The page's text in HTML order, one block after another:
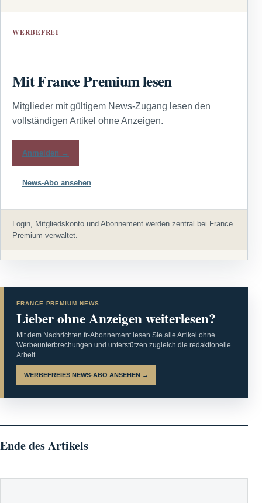
WERBEFREI
Mit France Premium lesen
Mitglieder mit gültigem News-Zugang lesen den
vollständigen Artikel ohne Anzeigen.
Anmelden →
News-Abo ansehen
Login, Mitgliedskonto und Abonnement werden zentral bei France
Premium verwaltet.
FRANCE PREMIUM NEWS
Lieber ohne Anzeigen weiterlesen?
Mit dem Nachrichten.fr-Abonnement lesen Sie alle Artikel ohne
Werbeunterbrechungen und unterstützen zugleich die redaktionelle
Arbeit.
WERBEFREIES NEWS-ABO ANSEHEN →
Ende des Artikels